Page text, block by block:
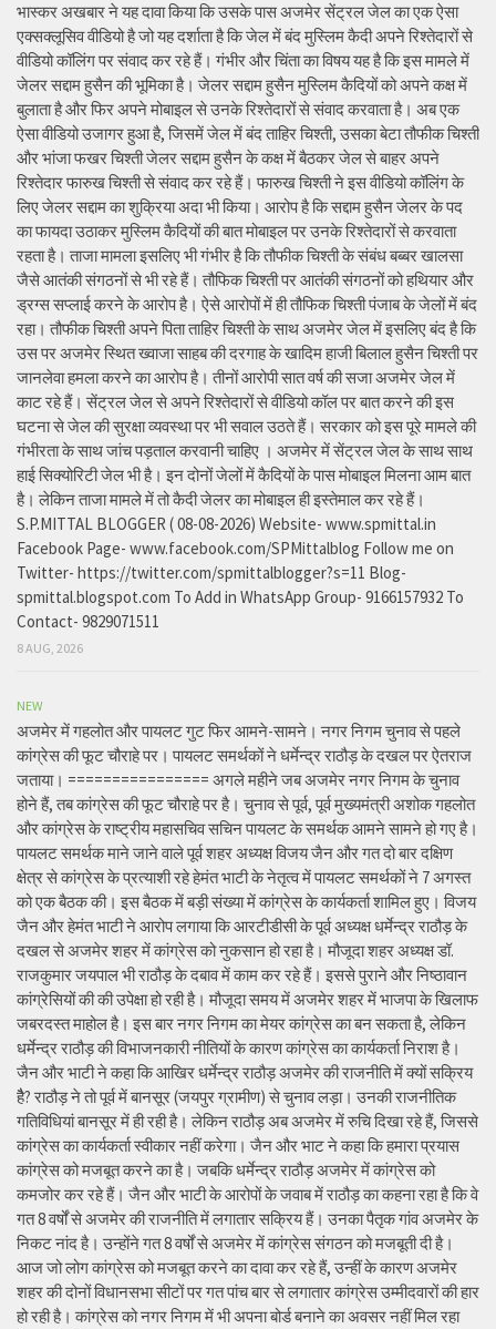
भास्कर अखबार ने यह दावा किया कि उसके पास अजमेर सेंट्रल जेल का एक ऐसा
एक्सक्लूसिव वीडियो है जो यह दर्शाता है कि जेल में बंद मुस्लिम कैदी अपने रिश्तेदारों से
वीडियो कॉलिंग पर संवाद कर रहे हैं। गंभीर और चिंता का विषय यह है कि इस मामले में
जेलर सद्दाम हुसैन की भूमिका है। जेलर सद्दाम हुसैन मुस्लिम कैदियों को अपने कक्ष में
बुलाता है और फिर अपने मोबाइल से उनके रिश्तेदारों से संवाद करवाता है। अब एक
ऐसा वीडियो उजागर हुआ है, जिसमें जेल में बंद ताहिर चिश्ती, उसका बेटा तौफीक चिश्ती
और भांजा फखर चिश्ती जेलर सद्दाम हुसैन के कक्ष में बैठकर जेल से बाहर अपने
रिश्तेदार फारुख चिश्ती से संवाद कर रहे हैं। फारुख चिश्ती ने इस वीडियो कॉलिंग के
लिए जेलर सद्दाम का शुक्रिया अदा भी किया। आरोप है कि सद्दाम हुसैन जेलर के पद
का फायदा उठाकर मुस्लिम कैदियों की बात मोबाइल पर उनके रिश्तेदारों से करवाता
रहता है। ताजा मामला इसलिए भी गंभीर है कि तौफीक चिश्ती के संबंध बब्बर खालसा
जैसे आतंकी संगठनों से भी रहे हैं। तौफिक चिश्ती पर आतंकी संगठनों को हथियार और
ड्रग्स सप्लाई करने के आरोप है। ऐसे आरोपों में ही तौफिक चिश्ती पंजाब के जेलों में बंद
रहा। तौफीक चिश्ती अपने पिता ताहिर चिश्ती के साथ अजमेर जेल में इसलिए बंद है कि
उस पर अजमेर स्थित ख्वाजा साहब की दरगाह के खादिम हाजी बिलाल हुसैन चिश्ती पर
जानलेवा हमला करने का आरोप है। तीनों आरोपी सात वर्ष की सजा अजमेर जेल में
काट रहे हैं। सेंट्रल जेल से अपने रिश्तेदारों से वीडियो कॉल पर बात करने की इस
घटना से जेल की सुरक्षा व्यवस्था पर भी सवाल उठते हैं। सरकार को इस पूरे मामले की
गंभीरता के साथ जांच पड़ताल करवानी चाहिए । अजमेर में सेंट्रल जेल के साथ साथ
हाई सिक्योरिटी जेल भी है। इन दोनों जेलों में कैदियों के पास मोबाइल मिलना आम बात
है। लेकिन ताजा मामले में तो कैदी जेलर का मोबाइल ही इस्तेमाल कर रहे हैं।
S.P.MITTAL BLOGGER ( 08-08-2026) Website- www.spmittal.in
Facebook Page- www.facebook.com/SPMittalblog Follow me on
Twitter- https://twitter.com/spmittalblogger?s=11 Blog-
spmittal.blogspot.com To Add in WhatsApp Group- 9166157932 To
Contact- 9829071511
8 AUG, 2026
NEW
अजमेर में गहलोत और पायलट गुट फिर आमने-सामने। नगर निगम चुनाव से पहले
कांग्रेस की फूट चौराहे पर। पायलट समर्थकों ने धर्मेन्द्र राठौड़ के दखल पर ऐतराज
जताया। ================ अगले महीने जब अजमेर नगर निगम के चुनाव
होने हैं, तब कांग्रेस की फूट चौराहे पर है। चुनाव से पूर्व, पूर्व मुख्यमंत्री अशोक गहलोत
और कांग्रेस के राष्ट्रीय महासचिव सचिन पायलट के समर्थक आमने सामने हो गए है।
पायलट समर्थक माने जाने वाले पूर्व शहर अध्यक्ष विजय जैन और गत दो बार दक्षिण
क्षेत्र से कांग्रेस के प्रत्याशी रहे हेमंत भाटी के नेतृत्व में पायलट समर्थकों ने 7 अगस्त
को एक बैठक की। इस बैठक में बड़ी संख्या में कांग्रेस के कार्यकर्ता शामिल हुए। विजय
जैन और हेमंत भाटी ने आरोप लगाया कि आरटीडीसी के पूर्व अध्यक्ष धर्मेन्द्र राठौड़ के
दखल से अजमेर शहर में कांग्रेस को नुकसान हो रहा है। मौजूदा शहर अध्यक्ष डॉ.
राजकुमार जयपाल भी राठौड़ के दबाव में काम कर रहे हैं। इससे पुराने और निष्ठावान
कांग्रेसियों की की उपेक्षा हो रही है। मौजूदा समय में अजमेर शहर में भाजपा के खिलाफ
जबरदस्त माहोल है। इस बार नगर निगम का मेयर कांग्रेस का बन सकता है, लेकिन
धर्मेन्द्र राठौड़ की विभाजनकारी नीतियों के कारण कांग्रेस का कार्यकर्ता निराश है।
जैन और भाटी ने कहा कि आखिर धर्मेन्द्र राठौड़ अजमेर की राजनीति में क्यों सक्रिय
हैै? राठौड़ ने तो पूर्व में बानसूर (जयपुर ग्रामीण) से चुनाव लड़ा। उनकी राजनीतिक
गतिविधियां बानसूर में ही रही है। लेकिन राठौड़ अब अजमेर में रुचि दिखा रहे हैं, जिससे
कांग्रेस का कार्यकर्ता स्वीकार नहीं करेगा। जैन और भाट ने कहा कि हमारा प्रयास
कांग्रेस को मजबूत करने का है। जबकि धर्मेन्द्र राठौड़ अजमेर में कांग्रेस को
कमजोर कर रहे हैं। जैन और भाटी के आरोपों के जवाब में राठौड़ का कहना रहा है कि वे
गत 8 वर्षों से अजमेर की राजनीति में लगातार सक्रिय हैं। उनका पैतृक गांव अजमेर के
निकट नांद है। उन्होंने गत 8 वर्षों से अजमेर में कांग्रेस संगठन को मजबूती दी है।
आज जो लोग कांग्रेस को मजबूत करने का दावा कर रहे हैं, उन्हीं के कारण अजमेर
शहर की दोनों विधानसभा सीटों पर गत पांच बार से लगातार कांग्रेस उम्मीदवारों की हार
हो रही है। कांग्रेस को नगर निगम में भी अपना बोर्ड बनाने का अवसर नहीं मिल रहा